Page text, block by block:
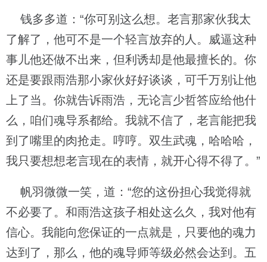
钱多多道：“你可别这么想。老言那家伙我太
了解了，他可不是一个轻言放弃的人。威逼这种
事儿他还做不出来，但利诱却是他最擅长的。你
还是要跟雨浩那小家伙好好谈谈，可千万别让他
上了当。你就告诉雨浩，无论言少哲答应给他什
么，咱们魂导系都给。我就不信了，老言能把我
到了嘴里的肉抢走。哼哼。双生武魂，哈哈哈，
我只要想想老言现在的表情，就开心得不得了。”
帆羽微微一笑，道：“您的这份担心我觉得就
不必要了。和雨浩这孩子相处这么久，我对他有
信心。我能向您保证的一点就是，只要他的魂力
达到了，那么，他的魂导师等级必然会达到。五